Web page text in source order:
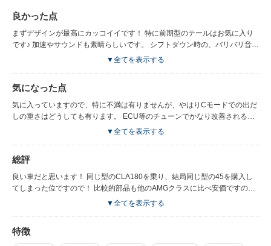
良かった点
まずデザインが最高にカッコイイです！ 特に前期型のテールはお気に入り
です♪ 加速やサウンドも素晴らしいです。 シフトダウン時の、バリバリ音が
の高い方で無ければ、十分乗れる程かと思います！ 2000ccの為、税金が安
く、高速道路ではゆったり流せば17kmLくらいまで燃費が伸びます。 しか
し、街乗りは頑張って7〜10となります。 燃費を気にする車では無いので、
高です。 もし買われるなら、アドバンストPKG付きをオススメします。 あ
まり乗っている人が少ないのも良い点かと思います♪
▼全てを表示する
気になった点
気に入っていますので、特に不満は有りませんが、やはりCモードでの出だ
しの重さはどうしても有ります。 ECU等のチューンでかなり改善されるか
速くは有りません。 しかし、ある程度回せて楽しい車でも有ります。 常人
には十分なパワーです。 しかし、どうしても2000cc、限界があります！
V6.V8には敵いません。 それ以上を求める方は最初から63をオススメ致し
▼全てを表示する
総評
良い車だと思います！ 同じ型のCLA180を乗り、結局同じ型の45を購入し
てしまった位ですので！ 比較的部品も他のAMGクラスに比べ安価ですの
で、AMG入門にもオススメかと思います！ 前期型はかなりお安くなってき
▼全てを表示する
特徴